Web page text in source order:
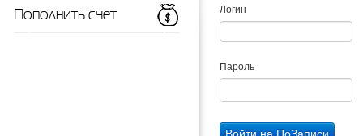
Логин
Пароль
Пополнить счет